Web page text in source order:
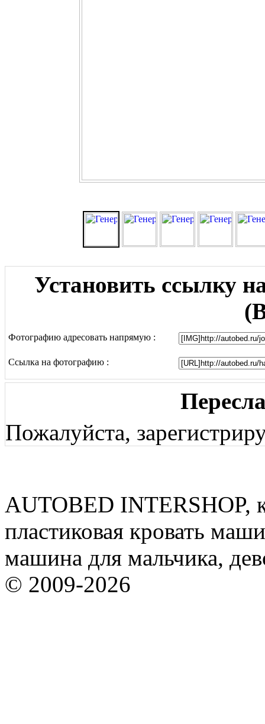
Установить ссылку
Фотографию адресовать напрямую :
Ссылка на фотографию :
Пожалуйста,
AUTOBED INTERSHOP,
пластиковая кровать
машина для мальчика,
© 2009-2026